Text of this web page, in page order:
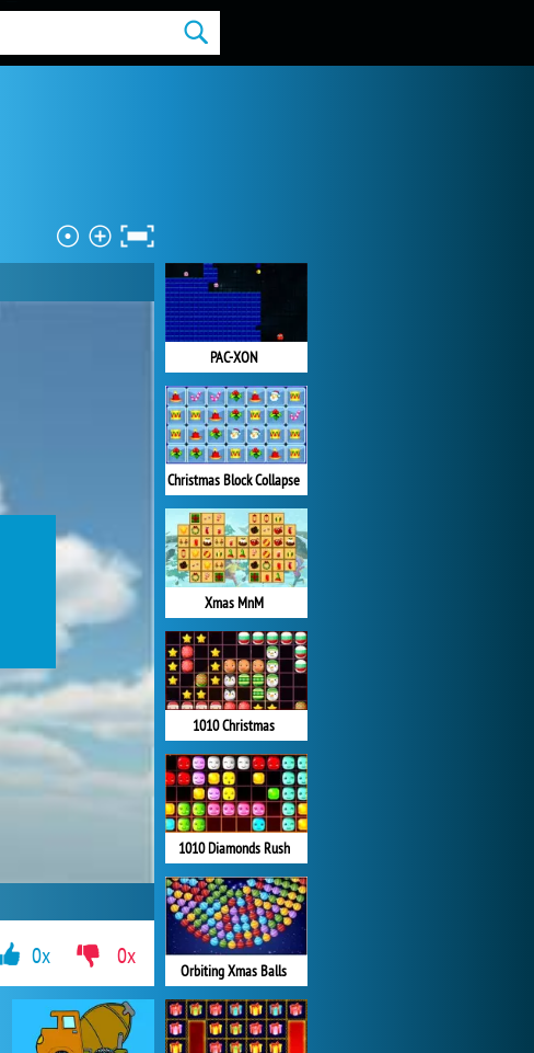
PAC-XON
Christmas Block Collapse
Xmas MnM
1010 Christmas
1010 Diamonds Rush
Orbiting Xmas Balls
0x 0x